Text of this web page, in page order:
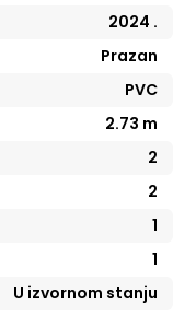
2024 .
Prazan
PVC
2.73 m
2
2
1
1
U izvornom stanju